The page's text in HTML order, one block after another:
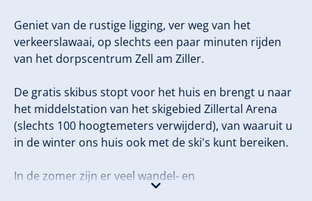
Geniet van de rustige ligging, ver weg van het
verkeerslawaai, op slechts een paar minuten rijden
van het dorpscentrum Zell am Ziller.
De gratis skibus stopt voor het huis en brengt u naar
het middelstation van het skigebied Zillertal Arena
(slechts 100 hoogtemeters verwijderd), van waaruit u
in de winter ons huis ook met de ski's kunt bereiken.
In de zomer zijn er veel wandel- en
uitstapmogelijkheden in de Zillertaler bergwereld.